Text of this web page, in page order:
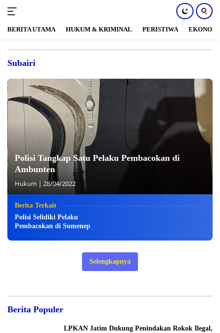
konten
BERITA UTAMA HUKUM & KRIMINAL PERISTIWA EKONOMI
Subairi
Polisi Tangkap Satu Pelaku Pembacokan di
Ambunten
Hukum| 28/04/2022
Berita Terkait
Polisi Selidiki Pelaku
Pembacokan di Sumenep
Selengkapnya
Berita Populer
LPKAN Jatim Dukung Penindakan Rokok Ilegal,